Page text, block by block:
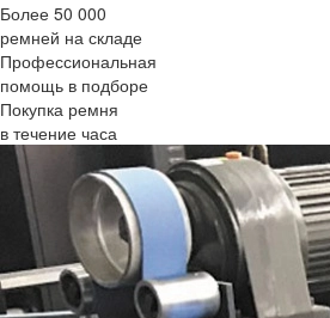
Более 50 000
ремней на складе
Профессиональная
помощь в подборе
Покупка ремня
в течение часа